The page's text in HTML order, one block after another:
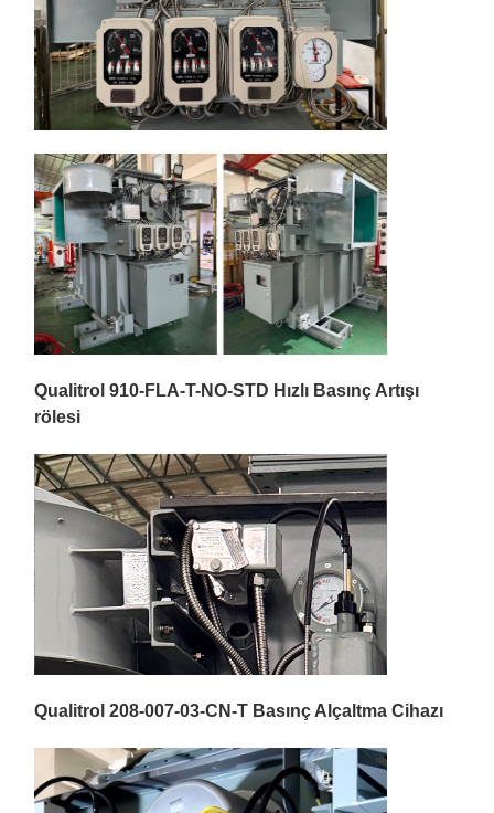
Qualitrol 910-FLA-T-NO-STD Hızlı Basınç Artışı
rölesi
Qualitrol 208-007-03-CN-T Basınç Alçaltma Cihazı